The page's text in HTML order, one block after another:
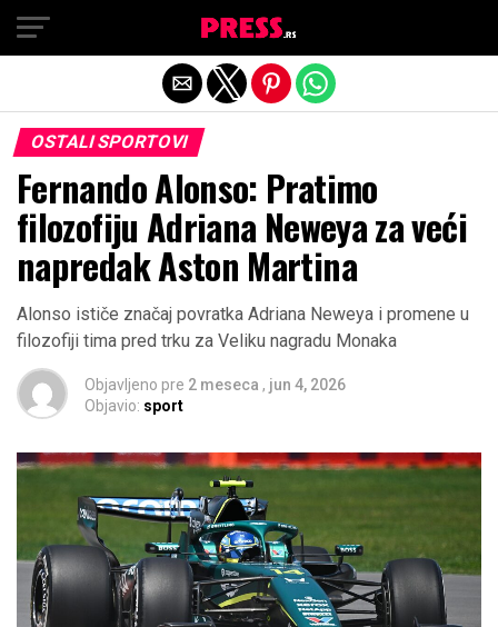
OSTALI SPORTOVI
Fernando Alonso: Pratimo
filozofiju Adriana Neweya za veći
napredak Aston Martina
Alonso ističe značaj povratka Adriana Neweya i promene u
filozofiji tima pred trku za Veliku nagradu Monaka
Objavljeno pre 2 meseca , jun 4, 2026
Objavio: sport
Exit mobile version